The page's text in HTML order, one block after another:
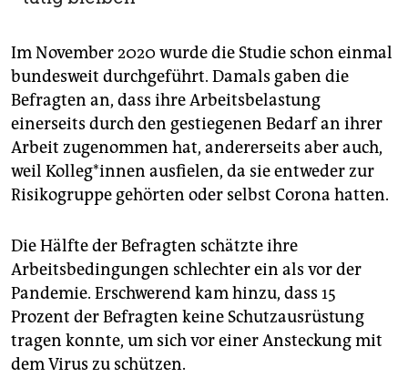
Im November 2020 wurde die Studie schon einmal
bundesweit durchgeführt. Damals gaben die
Befragten an, dass ihre Arbeitsbelastung
einerseits durch den gestiegenen Bedarf an ihrer
Arbeit zugenommen hat, andererseits aber auch,
weil Kol­le­g*in­nen ausfielen, da sie entweder zur
Risikogruppe gehörten oder selbst Corona hatten.
Die Hälfte der Befragten schätzte ihre
Arbeitsbedingungen schlechter ein als vor der
Pandemie. Erschwerend kam hinzu, dass 15
Prozent der Befragten keine Schutzausrüstung
tragen konnte, um sich vor einer Ansteckung mit
dem Virus zu schützen.